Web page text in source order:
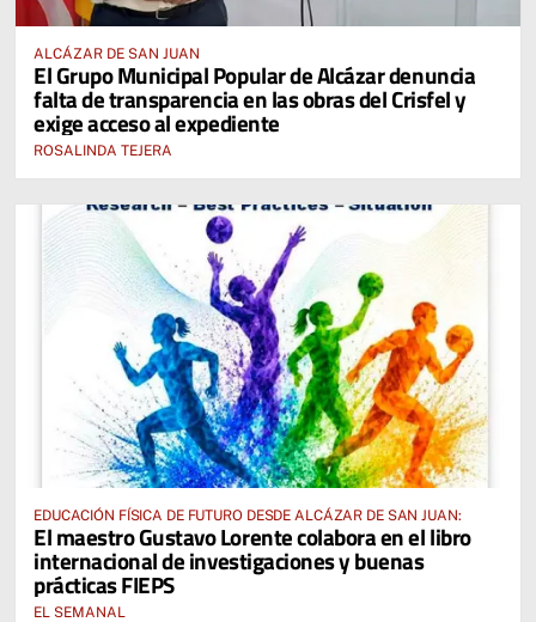
ALCÁZAR DE SAN JUAN
El Grupo Municipal Popular de Alcázar denuncia
falta de transparencia en las obras del Crisfel y
exige acceso al expediente
ROSALINDA TEJERA
EDUCACIÓN FÍSICA DE FUTURO DESDE ALCÁZAR DE SAN JUAN:
El maestro Gustavo Lorente colabora en el libro
internacional de investigaciones y buenas
prácticas FIEPS
EL SEMANAL